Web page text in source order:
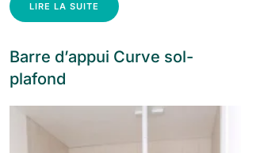
LIRE LA SUITE
Barre d’appui Curve sol-
plafond